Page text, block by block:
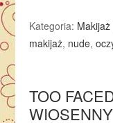
Kategoria: Makijaż
makijaż, nude,
TOO